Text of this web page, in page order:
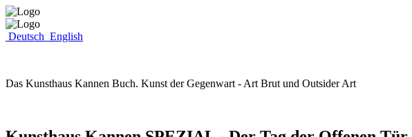
Deutsch English
Das Kunsthaus Kannen Buch. Kunst der Gegenwart - Art Brut und Outsider Art